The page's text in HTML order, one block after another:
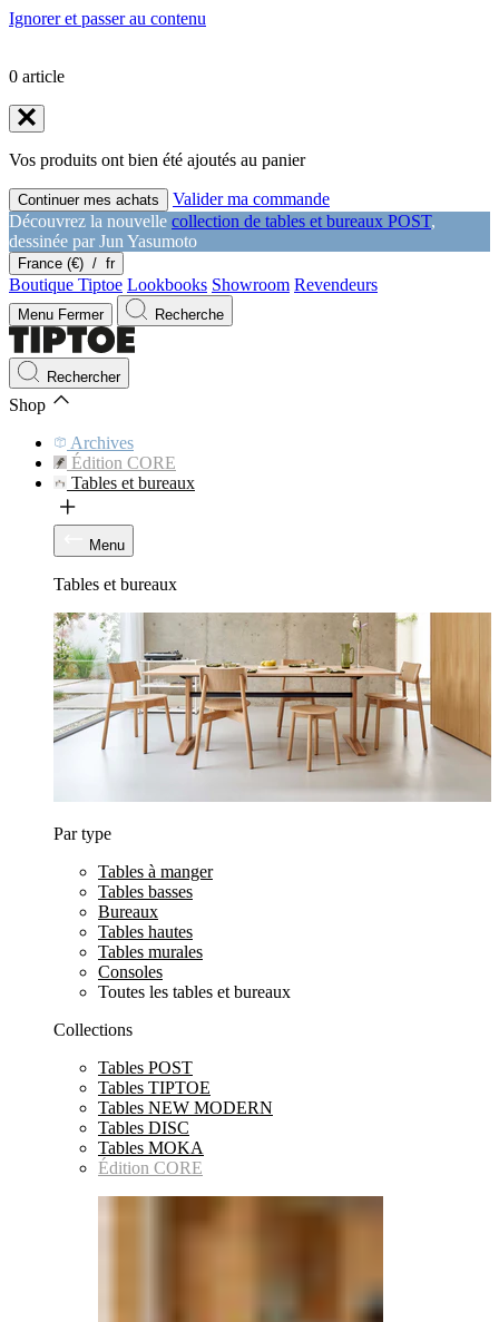
Ignorer et passer au contenu
0 article
Vos produits ont bien été ajoutés au panier
Continuer mes achats
Valider ma commande
Découvrez la nouvelle collection de tables et bureaux POST,
dessinée par Jun Yasumoto
France (€) / fr
Boutique Tiptoe Lookbooks Showroom Revendeurs
Menu Fermer Recherche
Rechercher
Shop
Archives
Édition CORE
Tables et bureaux
Menu
Tables et bureaux
Par type
Tables à manger
Tables basses
Bureaux
Tables hautes
Tables murales
Consoles
Toutes les tables et bureaux
Collections
Tables POST
Tables TIPTOE
Tables NEW MODERN
Tables DISC
Tables MOKA
Édition CORE